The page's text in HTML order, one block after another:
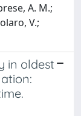
A. M.;
V.;
in oldest